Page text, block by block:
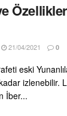
21/04/2021 0
eski
izlenebilir.
İber...